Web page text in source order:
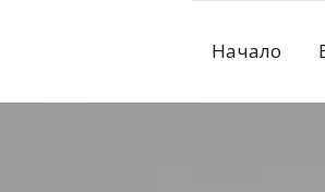
Начало